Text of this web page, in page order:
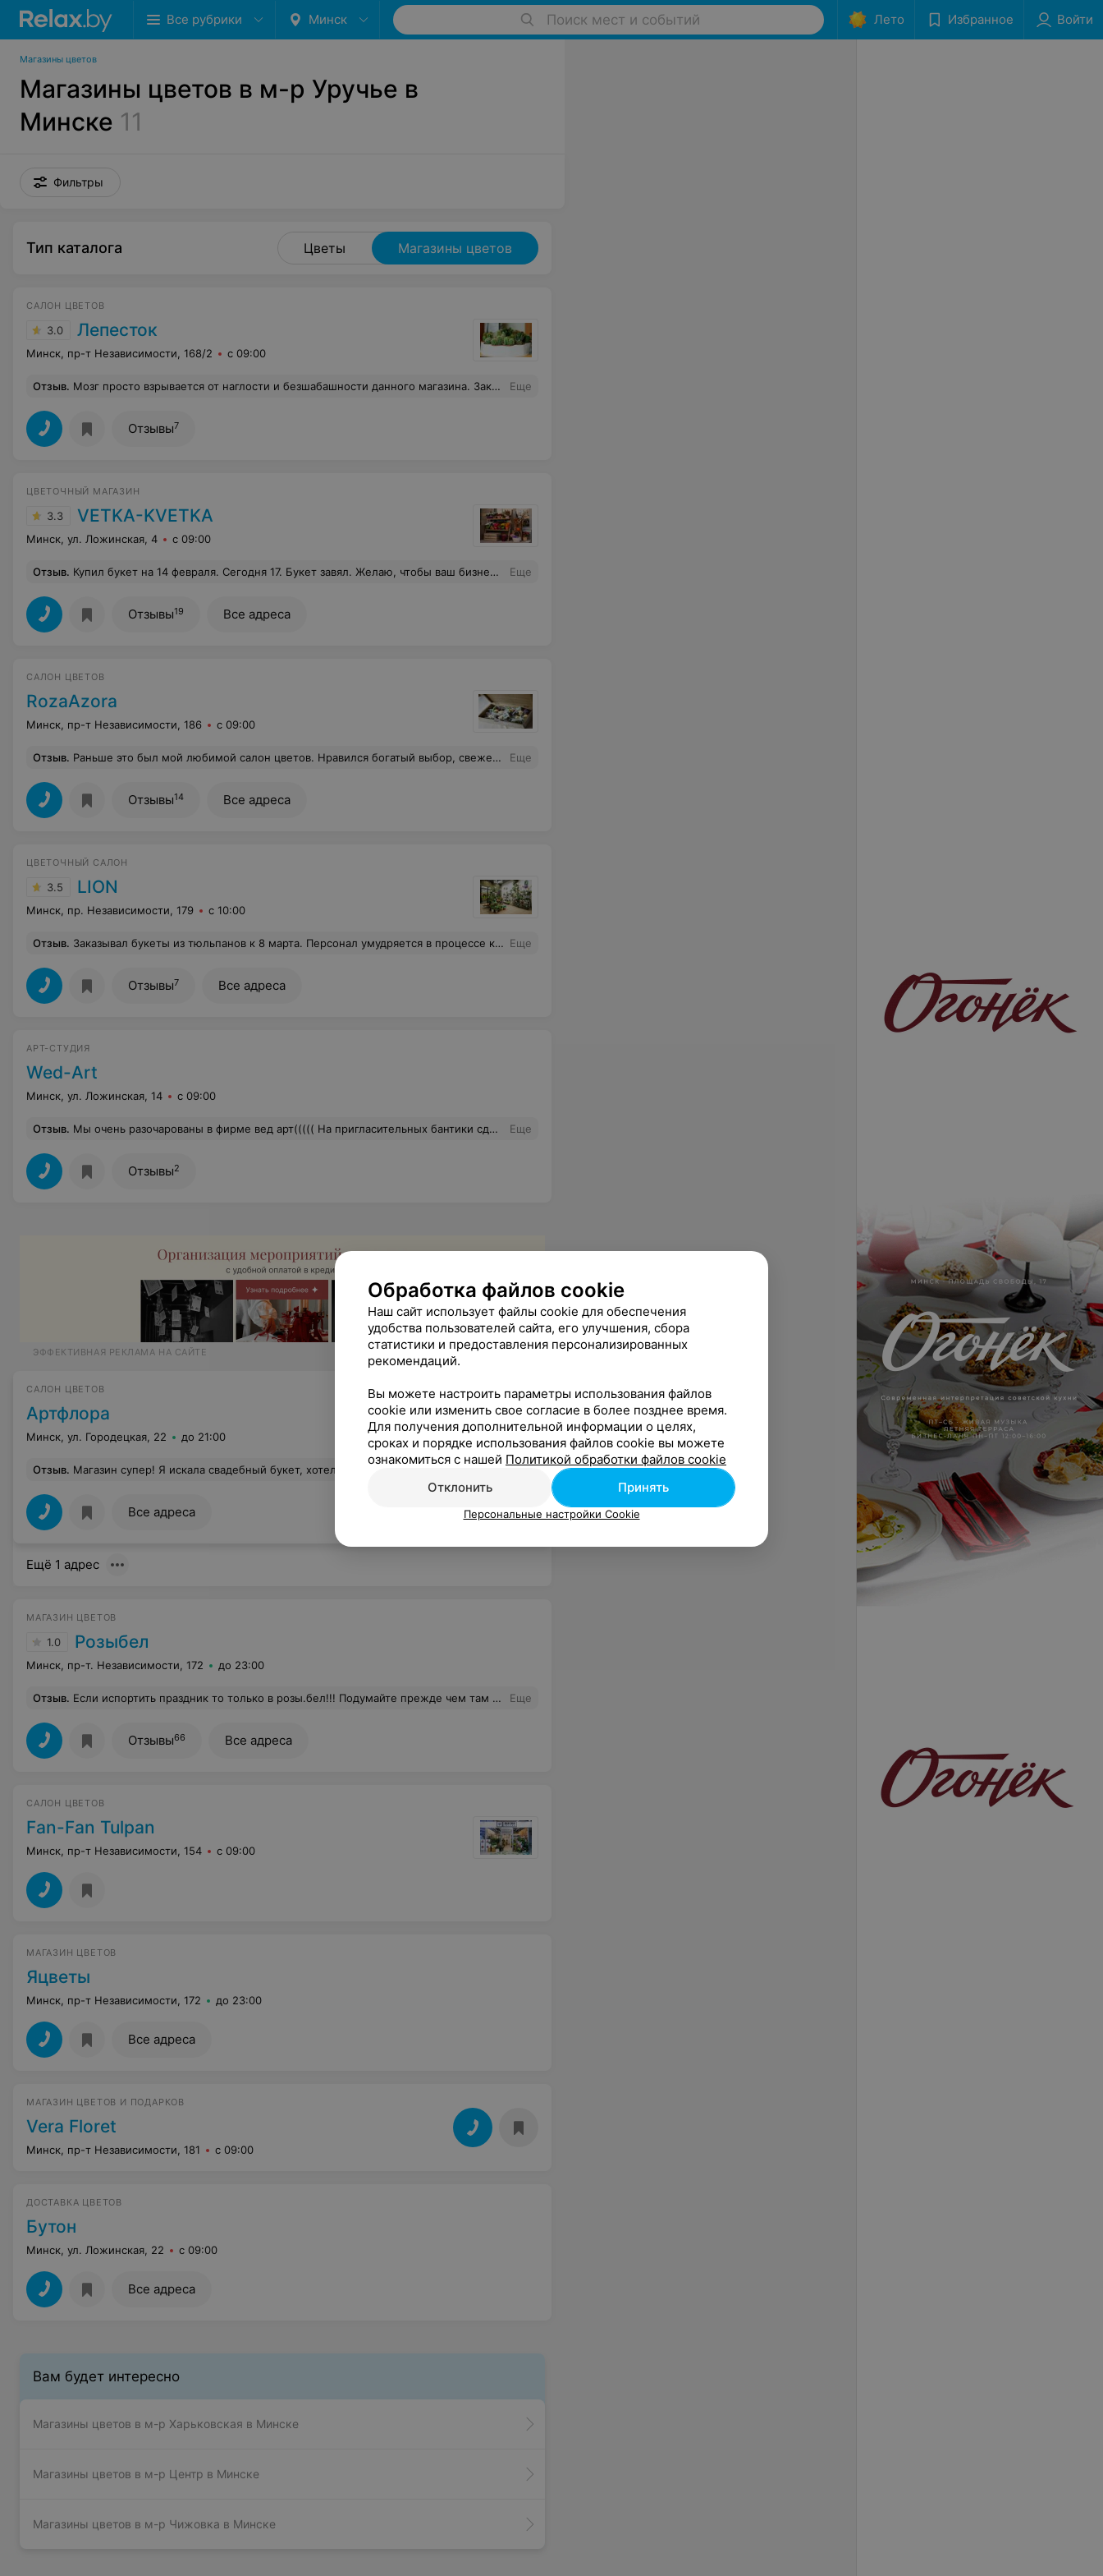
Все рубрики Минск Поиск мест и событий Лето Избранное Войти
Магазины цветов
Магазины цветов в м-р Уручье в
Минске 11
Фильтры
Тип каталога Цветы Магазины цветов
САЛОН ЦВЕТОВ
3.0 Лепесток
Минск, пр-т Независимости, 168/2 с 09:00
Отзыв. Мозг просто взрывается от наглости и безшабашности данного магазина. Заказал с доставкой, оплатил, пункт доставки в 2-х минутах ходьбы от магазина, доставили только спустя полтора суток, хотя место работы и проживания человека в радиусе 700 м. Вы серьезно? Еще
Отзывы7
ЦВЕТОЧНЫЙ МАГАЗИН
3.3 VETKA-KVETKA
Минск, ул. Ложинская, 4 с 09:00
Отзыв. Купил букет на 14 февраля. Сегодня 17. Букет завял. Желаю, чтобы ваш бизнес процветал так же, как проданные вами букеты! Процветания вашему бизнесу! Еще
Отзывы19 Все адреса
САЛОН ЦВЕТОВ
RozaAzora
Минск, пр-т Независимости, 186 с 09:00
Отзыв. Раньше это был мой любимой салон цветов. Нравился богатый выбор, свежесть цветов, а также профессиональная работа флористов/продавцов. В последние полгода, к сожалению, что-то серьёзно ухудшилось со свежестью цветов. Более того, что-то ещё и поломалось с предоставлением клиентам актуальной информации о том, какие цветы наиболее свежие.Уже несколько раз на этом обжёгся, и доверие, к сожалению, утеряно. Салон стал немногим лучше первого попавшегося в переходе. Еще
Отзывы14 Все адреса
ЦВЕТОЧНЫЙ САЛОН
3.5 LION
Минск, пр. Независимости, 179 с 10:00
Отзыв. Заказывал букеты из тюльпанов к 8 марта. Персонал умудряется в процессе калькуляции суммы заказа по 3-4 раза подряд ошибаться сильно в свою пользу. Все очень печально, в бутонах плесень на тычинках. После распаковки оформления и более близком знакомстве с покупкой цветы не выглядят свежими. Это фиаско!!!! Еще
Отзывы7 Все адреса
АРТ-СТУДИЯ
Wed-Art
Минск, ул. Ложинская, 14 с 09:00
Отзыв. Мы очень разочарованы в фирме вед арт((((( На пригласительных бантики сделаны многие были не аккуратно или вообще перевернуты и приклеены не в том месте. Долго сидели и выбирали кому покрасивее, а кому пострашнее(((( мы в шоке за, что деньги заплатили! Один наш минус, что мы спешили и не посмотрели их на месте, очень надеялись на добросовестность компании! Еще
Отзывы2
ЭФФЕКТИВНАЯ РЕКЛАМА НА САЙТЕ
САЛОН ЦВЕТОВ
Артфлора
Минск, ул. Городецкая, 22 до 21:00
Отзыв. Магазин супер! Я искала свадебный букет, хотела его из фрезий. В других местах такой букет минимум от 80-100 долларов если заказывать. Решила для экономии просто заказать цветы в данном магазине и составить букет самой. Заказ приняли, все просчитали (получилось около 40 долларов, букет не маленький) В день свадьбы мне сделали и букет и бутоньерку они сами (с учетом всех пожеланий). Стоимость от этого не увеличилась) букет получился супер)) Большинство гостей на свадьбе взяли букеты здесь же) Цены хорошие, букеты красивые) Уже прошла неделя, букетики все еще стоят красивые) Еще
Все адреса
Ещё 1 адрес
МАГАЗИН ЦВЕТОВ
1.0 Розыбел
Минск, пр-т. Независимости, 172 до 23:00
Отзыв. Если испортить праздник то только в розы.бел!!! Подумайте прежде чем там покупать!!! Кто хочет такой букет с «качественными» цветами можете заказывать,праздник и улыбки будут обеспечены!!! Этот букет не простоял и суток и куплен не за 3 копейки! Контора конфликт улаживать не собирается,на разговор не идет! Просто игнорирует! Еще
Отзывы66 Все адреса
САЛОН ЦВЕТОВ
Fan-Fan Tulpan
Минск, пр-т Независимости, 154 с 09:00
МАГАЗИН ЦВЕТОВ
Яцветы
Минск, пр-т Независимости, 172 до 23:00
Все адреса
МАГАЗИН ЦВЕТОВ И ПОДАРКОВ
Vera Floret
Минск, пр-т Независимости, 181 с 09:00
ДОСТАВКА ЦВЕТОВ
Бутон
Минск, ул. Ложинская, 22 с 09:00
Все адреса
Вам будет интересно
Магазины цветов в м-р Харьковская в Минске
Магазины цветов в м-р Центр в Минске
Магазины цветов в м-р Чижовка в Минске
Обработка файлов cookie
Наш сайт использует файлы cookie для обеспечения
удобства пользователей сайта, его улучшения, сбора
статистики и предоставления персонализированных
рекомендаций.
Вы можете настроить параметры использования файлов
cookie или изменить свое согласие в более позднее время.
Для получения дополнительной информации о целях,
сроках и порядке использования файлов cookie вы можете
ознакомиться с нашей Политикой обработки файлов cookie
Отклонить
Принять
Персональные настройки Cookie